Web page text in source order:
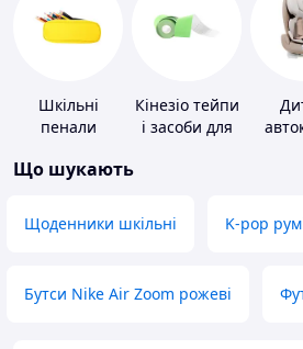
Шкільні
пенали
Кінезіо тейпи
і засоби для
Що шукають
Щоденники шкільні K-pop
Бутси Nike Air Zoom рожеві